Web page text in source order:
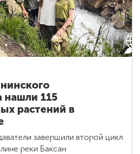
нашли 115
растений в
завершили второй цикл
реки Баксан